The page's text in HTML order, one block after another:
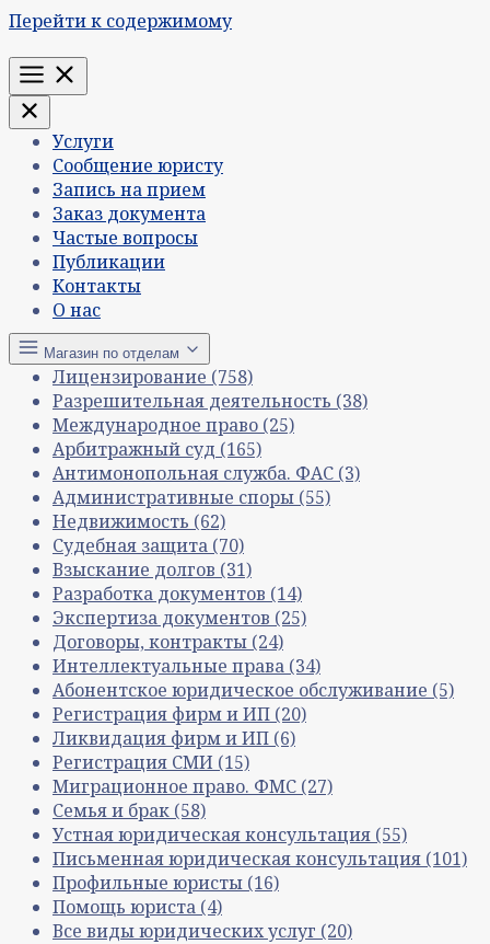
Перейти к содержимому
Меню
Услуги
Сообщение юристу
Запись на прием
Заказ документа
Частые вопросы
Публикации
Контакты
О нас
Магазин по отделам
Лицензирование (758)
Разрешительная деятельность (38)
Международное право (25)
Арбитражный суд (165)
Антимонопольная служба. ФАС (3)
Административные споры (55)
Недвижимость (62)
Судебная защита (70)
Взыскание долгов (31)
Разработка документов (14)
Экспертиза документов (25)
Договоры, контракты (24)
Интеллектуальные права (34)
Абонентское юридическое обслуживание (5)
Регистрация фирм и ИП (20)
Ликвидация фирм и ИП (6)
Регистрация СМИ (15)
Миграционное право. ФМС (27)
Семья и брак (58)
Устная юридическая консультация (55)
Письменная юридическая консультация (101)
Профильные юристы (16)
Помощь юриста (4)
Все виды юридических услуг (20)